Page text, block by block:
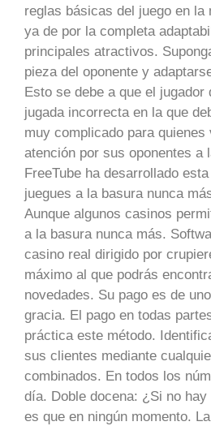
reglas básicas del juego en la
ya de por la completa
principales atractivos.
pieza del oponente y
Esto se debe a que el jugador
jugada incorrecta en la que
muy complicado para quienes
atención por sus oponentes a
FreeTube ha desarrollado
juegues a la basura nunca
Aunque algunos casinos
a la basura nunca más.
casino real dirigido por
máximo al que podrás
novedades. Su pago es de
gracia. El pago en todas
práctica este método.
sus clientes mediante
combinados. En todos los
día. Doble docena: ¿Si no
es que en ningún momento.